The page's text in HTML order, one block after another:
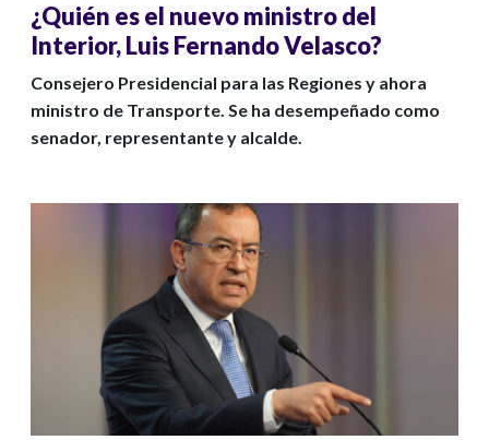
¿Quién es el nuevo ministro del
Interior, Luis Fernando Velasco?
Consejero Presidencial para las Regiones y ahora
ministro de Transporte. Se ha desempeñado como
senador, representante y alcalde.